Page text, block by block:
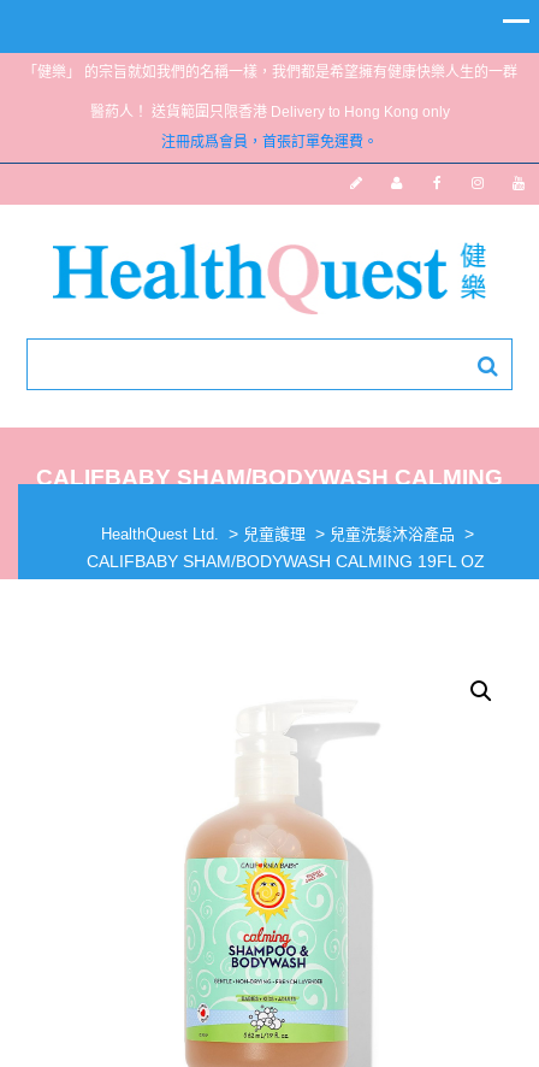
「健樂」 的宗旨就如我們的名稱一樣，我們都是希望擁有健康快樂人生的一群
醫葯人！ 送貨範圍只限香港 Delivery to Hong Kong only
注冊成爲會員，首張訂單免運費。
CALIFBABY SHAM/BODYWASH CALMING
HealthQuest Ltd. > 兒童護理 > 兒童洗髮沐浴產品 >
CALIFBABY SHAM/BODYWASH CALMING 19FL OZ